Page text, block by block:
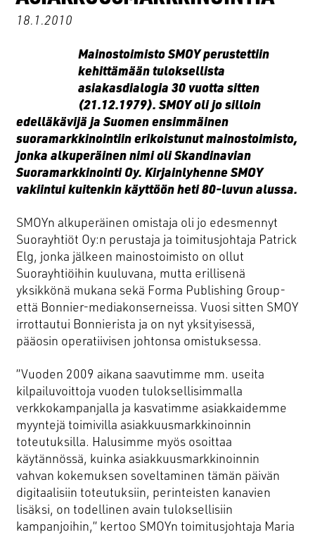
PALVELUT
TYÖT
ME
YHTEYS
YRITYS
BLOGI
SMOYTALK
Asiakkuusmarkkinointi
Brändi ja identiteetti
Digitaaliset ratkaisut
Elintarvikkeiden markkinointi
Käännökset
Konseptit ja kampanjat
Kuvaukset
SEO ja SEM
18.1.2010
Mainostoimisto SMOY perustettiin
kehittämään tuloksellista
asiakasdialogia 30 vuotta sitten
(21.12.1979). SMOY oli jo silloin
edelläkävijä ja Suomen ensimmäinen
suoramarkkinointiin erikoistunut mainostoimisto,
jonka alkuperäinen nimi oli Skandinavian
Suoramarkkinointi Oy. Kirjainlyhenne SMOY
vakiintui kuitenkin käyttöön heti 80-luvun alussa.
SMOYn alkuperäinen omistaja oli jo edesmennyt
Suorayhtiöt Oy:n perustaja ja toimitusjohtaja Patrick
Elg, jonka jälkeen mainostoimisto on ollut
Suorayhtiöihin kuuluvana, mutta erillisenä
yksikkönä mukana sekä Forma Publishing Group-
että Bonnier-mediakonserneissa. Vuosi sitten SMOY
irrottautui Bonnierista ja on nyt yksityisessä,
pääosin operatiivisen johtonsa omistuksessa.
”Vuoden 2009 aikana saavutimme mm. useita
kilpailuvoittoja vuoden tuloksellisimmalla
verkkokampanjalla ja kasvatimme asiakkaidemme
myyntejä toimivilla asiakkuusmarkkinoinnin
toteutuksilla. Halusimme myös osoittaa
käytännössä, kuinka asiakkuusmarkkinoinnin
vahvan kokemuksen soveltaminen tämän päivän
digitaalisiin toteutuksiin, perinteisten kanavien
lisäksi, on todellinen avain tuloksellisiin
kampanjoihin,” kertoo SMOYn toimitusjohtaja Maria